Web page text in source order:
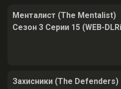
Менталист (The Mentalist)
Сезон 3 Серии 15 (WEB-
Захисники (The Defenders)